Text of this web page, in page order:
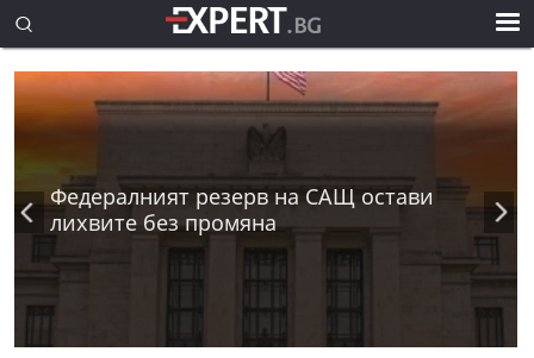
Федералният резерв на САЩ остави
лихвите без промяна